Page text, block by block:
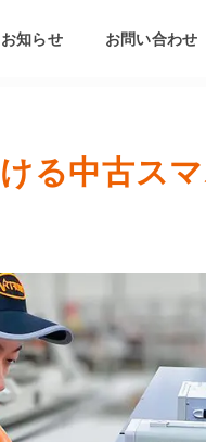
お知らせ お問い合わせ
る中古ス